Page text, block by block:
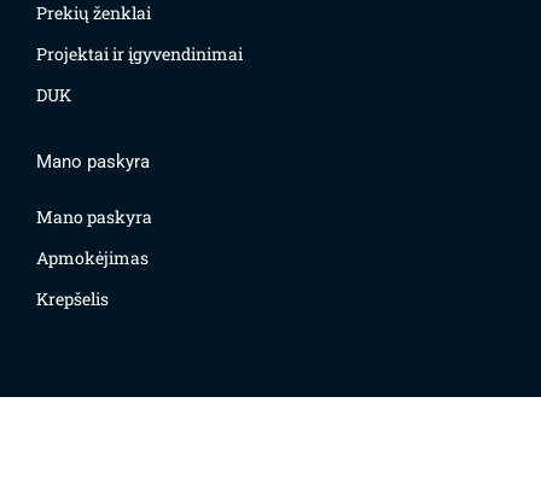
Prekių ženklai
Projektai ir įgyvendinimai
DUK
Mano paskyra
Mano paskyra
Apmokėjimas
Krepšelis